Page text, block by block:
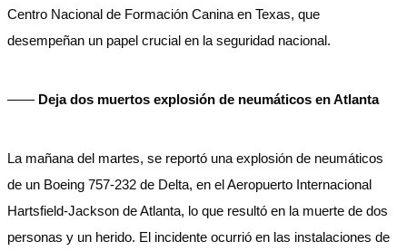
Centro Nacional de Formación Canina en Texas, que
desempeñan un papel crucial en la seguridad nacional.
—— Deja dos muertos explosión de neumáticos en Atlanta
La mañana del martes, se reportó una explosión de neumáticos
de un Boeing 757-232 de Delta, en el Aeropuerto Internacional
Hartsfield-Jackson de Atlanta, lo que resultó en la muerte de dos
personas y un herido. El incidente ocurrió en las instalaciones de